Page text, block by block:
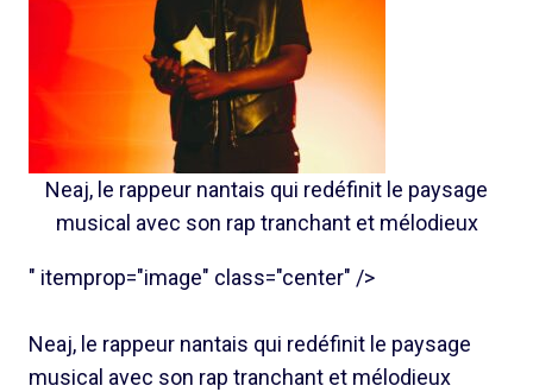
Neaj, le rappeur nantais qui redéfinit le paysage
musical avec son rap tranchant et mélodieux
" itemprop="image" class="center" />
Neaj, le rappeur nantais qui redéfinit le paysage
musical avec son rap tranchant et mélodieux